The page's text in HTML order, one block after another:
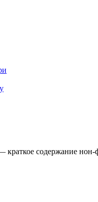
краткое содержание